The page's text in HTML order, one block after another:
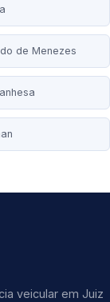
de Menezes
veicular em Juiz